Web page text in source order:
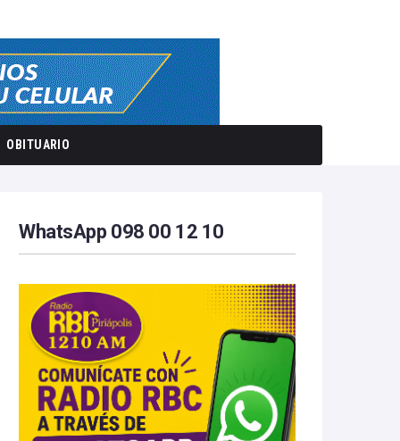
OBITUARIO
WhatsApp 098 00 12 10